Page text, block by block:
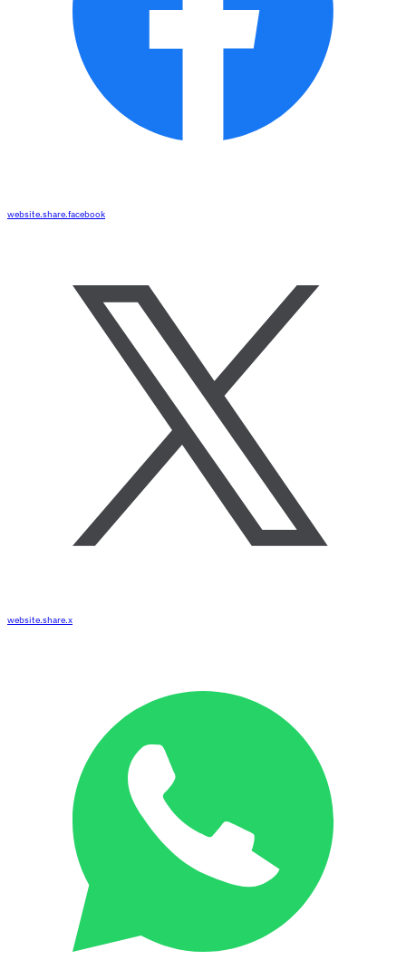
website.share.facebook
website.share.x